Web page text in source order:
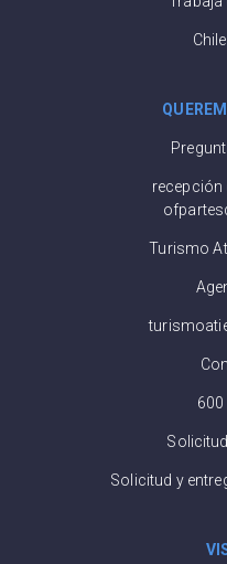
recepción
Turismo
600
Solicitud y